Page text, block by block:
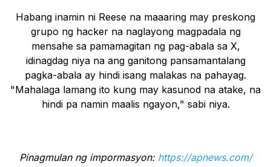
Habang inamin ni Reese na maaaring may preskong
grupo ng hacker na naglayong magpadala ng
mensahe sa pamamagitan ng pag-abala sa X,
idinagdag niya na ang ganitong pansamantalang
pagka-abala ay hindi isang malakas na pahayag.
"Mahalaga lamang ito kung may kasunod na atake, na
hindi pa namin maalis ngayon," sabi niya.
Pinagmulan ng impormasyon: https://apnews.com/